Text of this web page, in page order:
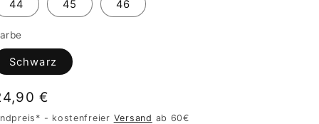
44 45 46
Schwarz
€
- kostenfreier Versand ab 60€